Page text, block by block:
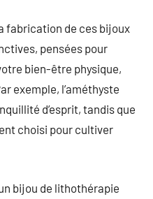
fabrication de ces bijoux
pensées pour
bien-être physique,
exemple, l’améthyste
d’esprit, tandis que
choisi pour cultiver
bijou de lithothérapie